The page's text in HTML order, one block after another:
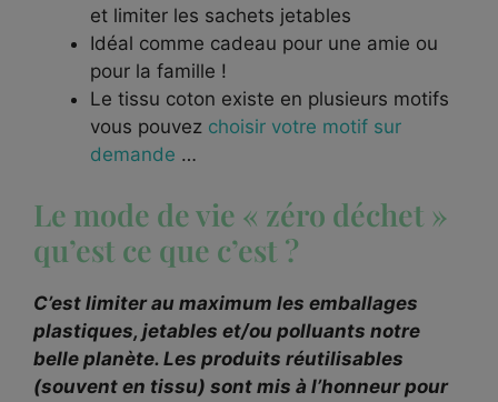
et limiter les sachets jetables
Idéal comme cadeau pour une amie ou
pour la famille !
Le tissu coton existe en plusieurs motifs
vous pouvez choisir votre motif sur
demande …
Le mode de vie « zéro déchet »
qu’est ce que c’est ?
C’est limiter au maximum les emballages
plastiques, jetables et/ou polluants notre
belle planète. Les produits réutilisables
(souvent en tissu) sont mis à l’honneur pour